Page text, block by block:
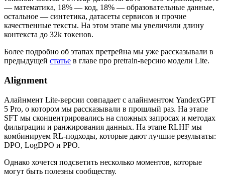
— математика, 18% — код, 18% — образовательные данные,
остальное — синтетика, датасеты сервисов и прочие
качественные тексты. На этом этапе мы увеличили длину
контекста до 32k токенов.
Более подробно об этапах претрейна мы уже рассказывали в
предыдущей статье в главе про pretrain-версию модели Lite.
Alignment
Алайнмент Lite-версии совпадает с алайнментом YandexGPT
5 Pro, о котором мы рассказывали в прошлый раз. На этапе
SFT мы сконцентрировались на сложных запросах и методах
фильтрации и ранжирования данных. На этапе RLHF мы
комбинируем RL-подходы, которые дают лучшие результаты:
DPO, LogDPO и PPO.
Однако хочется подсветить несколько моментов, которые
могут быть полезны сообществу.